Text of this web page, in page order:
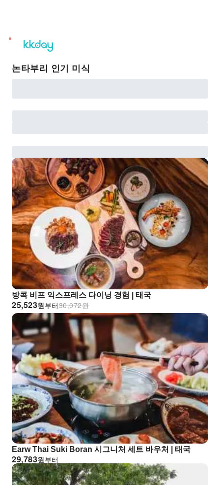
unread
notifications
논타부리 인기 미식
방콕 비프 익스프레스 다이닝 경험 | 태국
원
25,523 부터 원
30,072
Earw Thai Suki Boran 시그니처 세트 바우처 | 태국
원
29,783 부터